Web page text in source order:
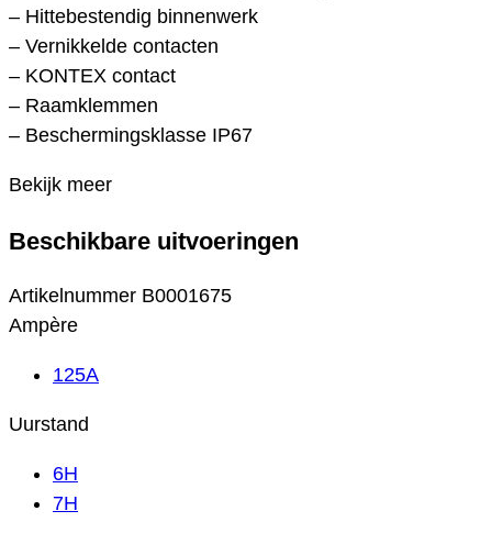
– Hittebestendig binnenwerk
– Vernikkelde contacten
– KONTEX contact
– Raamklemmen
– Beschermingsklasse IP67
Bekijk meer
Beschikbare uitvoeringen
Artikelnummer B0001675
Ampère
125A
Uurstand
6H
7H